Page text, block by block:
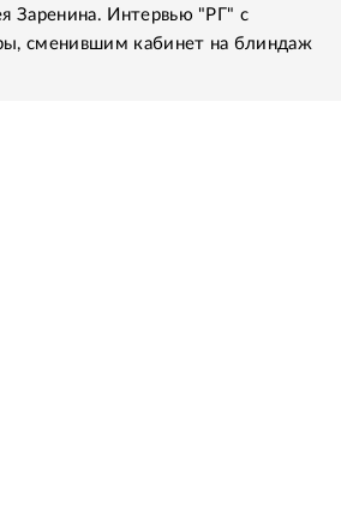
Заренина. Интервью "РГ" с
сменившим кабинет на блиндаж